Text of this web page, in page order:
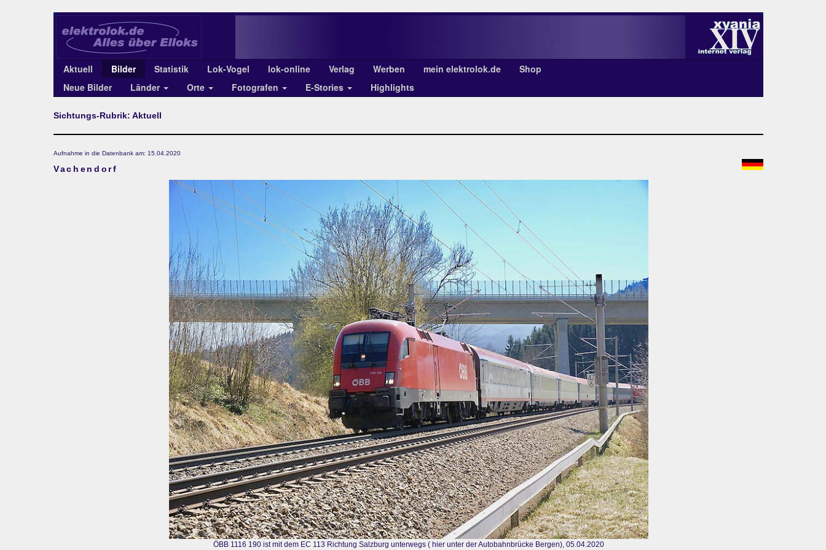
Aktuell Bilder Statistik Lok-Vogel lok-online Verlag Werben mein elektrolok.de
Shop
Neue Bilder
Länder Orte Fotografen E-Stories Highlights
Sichtungs-Rubrik: Aktuell
Aufnahme in die Datenbank am: 15.04.2020
Vachendorf
ÖBB 1116 190 ist mit dem EC 113 Richtung Salzburg unterwegs ( hier unter der Autobahnbrücke Bergen), 05.04.2020